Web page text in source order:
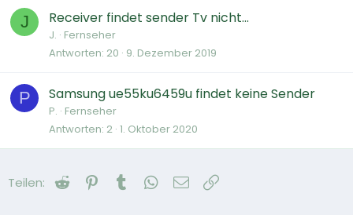
J Receiver findet sender Tv nicht...
J. Fernseher
Antworten 20 9. Dezember 2019
P Samsung ue55ku6459u findet keine Sender
P. Fernseher
Antworten 2 1. Oktober 2020
Teilen: Reddit Pinterest
Tumblr WhatsApp
E-Mail